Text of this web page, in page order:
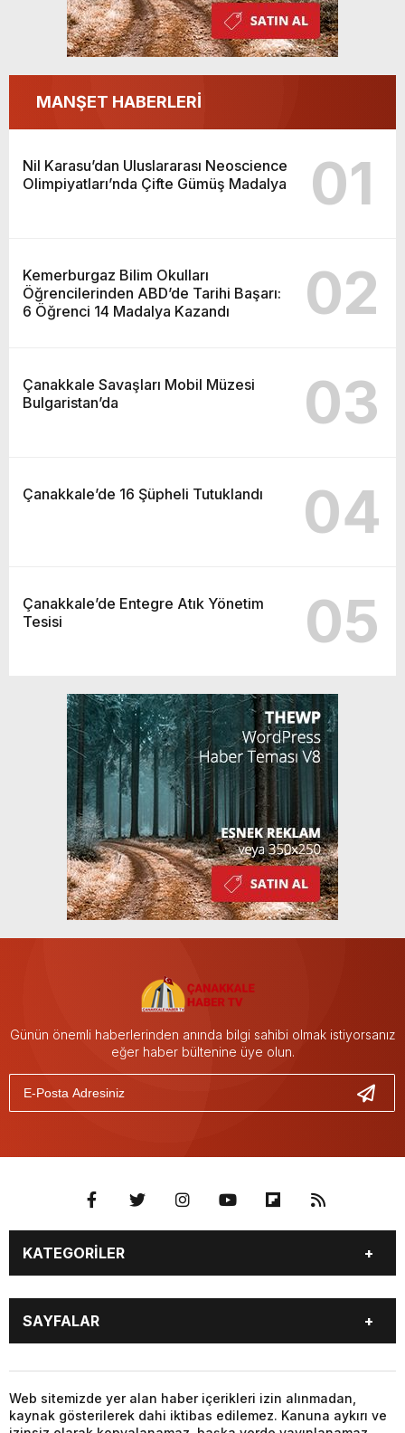
MANŞET HABERLERİ
Nil Karasu’dan Uluslararası Neoscience
Olimpiyatları’nda Çifte Gümüş Madalya
01
Kemerburgaz Bilim Okulları
Öğrencilerinden ABD’de Tarihi Başarı:
6 Öğrenci 14 Madalya Kazandı
02
Çanakkale Savaşları Mobil Müzesi
Bulgaristan’da
03
Çanakkale’de 16 Şüpheli Tutuklandı 04
Çanakkale’de Entegre Atık Yönetim
Tesisi
05
Günün önemli haberlerinden anında bilgi sahibi olmak istiyorsanız
eğer haber bültenine üye olun.
KATEGORİLER
GÜNDEM
SEKTÖR ÖZEL
DÜNYA
EKONOMİ
SPOR
SAYFALAR
DÜNYA
SİYASET
EKONOMİ
SPOR
Web sitemizde yer alan haber içerikleri izin alınmadan,
kaynak gösterilerek dahi iktibas edilemez. Kanuna aykırı ve